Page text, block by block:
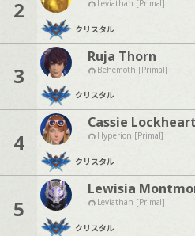
2 Leviathan [Primal]
クリスタル
3
Ruja Thorn
Behemoth [Primal]
クリスタル
4
Cassie Lockheart
Hyperion [Primal]
クリスタル
5
Lewisia
Leviathan [Primal]
クリスタル